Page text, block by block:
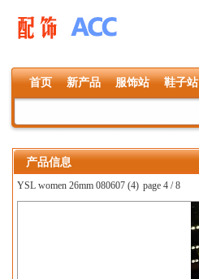
首页 新产品 服饰站 鞋子站
产品信息
YSL women 26mm 080607 (4) page 4 / 8